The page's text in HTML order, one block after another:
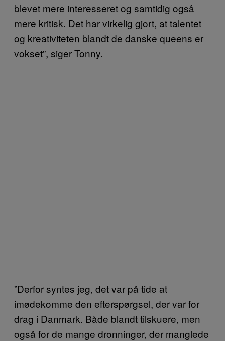
blevet mere interesseret og samtidig også
mere kritisk. Det har virkelig gjort, at talentet
og kreativiteten blandt de danske queens er
vokset”, siger Tonny.
”Derfor syntes jeg, det var på tide at
imødekomme den efterspørgsel, der var for
drag i Danmark. Både blandt tilskuere, men
også for de mange dronninger, der manglede